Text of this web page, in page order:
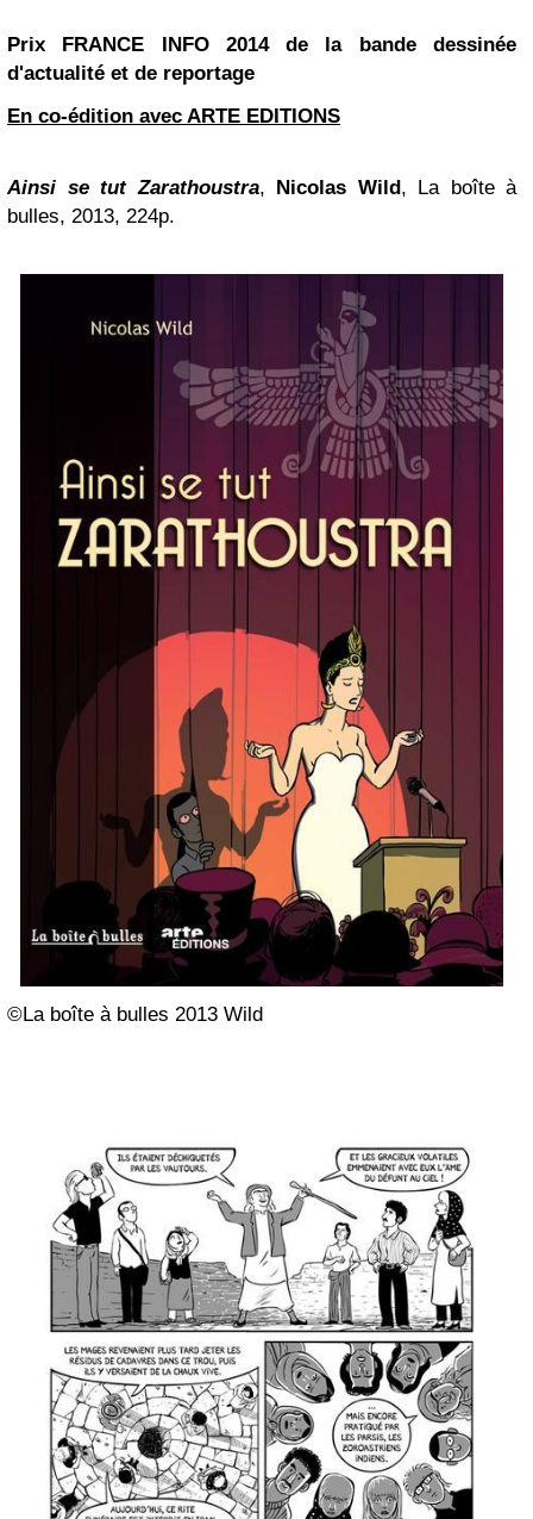
Prix FRANCE INFO 2014
de la bande dessinée
d'actualité et de reportage
En co-édition avec ARTE EDITIONS
Ainsi se tut Zarathoustra, Nicolas Wild, La boîte à
bulles, 2013, 224p.
©La boîte à bulles 2013 Wild